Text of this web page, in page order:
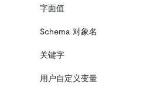
字面值
Schema 对象名
关键字
用户自定义变量